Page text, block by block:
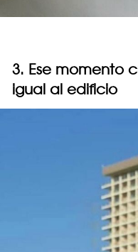
3. Ese momento
igual al edificio